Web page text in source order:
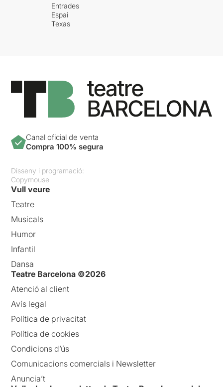
Entrades
Espai
Texas
Canal oficial de venta
Compra 100% segura
Disseny i programació:
Copymouse
Vull veure
Teatre
Musicals
Humor
Infantil
Dansa
Teatre Barcelona ©2026
Atenció al client
Avís legal
Política de privacitat
Política de cookies
Condicions d’ús
Comunicacions comercials i Newsletter
Anuncia’t